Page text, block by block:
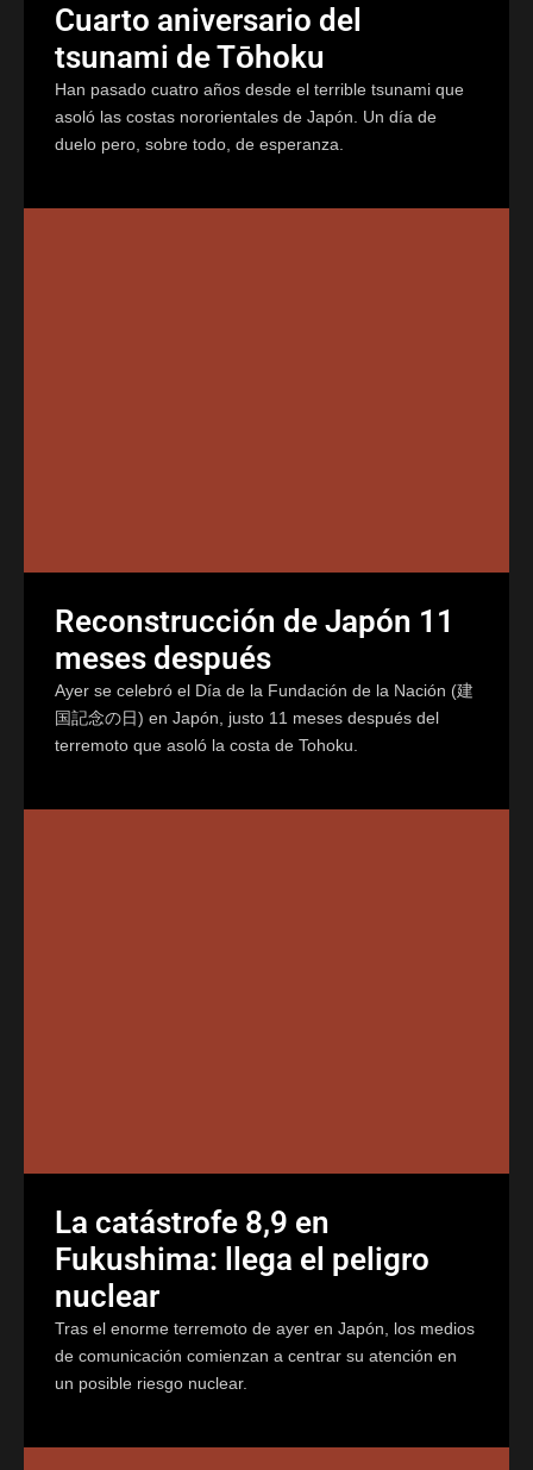
Cuarto aniversario del
tsunami de Tōhoku
Han pasado cuatro años desde el terrible tsunami que
asoló las costas nororientales de Japón. Un día de
duelo pero, sobre todo, de esperanza.
Reconstrucción de Japón 11
meses después
Ayer se celebró el Día de la Fundación de la Nación (建
国記念の日) en Japón, justo 11 meses después del
terremoto que asoló la costa de Tohoku.
La catástrofe 8,9 en
Fukushima: llega el peligro
nuclear
Tras el enorme terremoto de ayer en Japón, los medios
de comunicación comienzan a centrar su atención en
un posible riesgo nuclear.